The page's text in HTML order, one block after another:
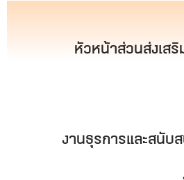
หัวหน้าส่วนส่งเส
งานธุรการและสนับ